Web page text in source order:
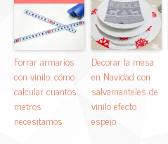
Forrar armarios
con vinilo: cómo
calcular cuantos
metros
necesitamos
Decorar la mesa
en Navidad con
salvamanteles de
vinilo efecto
espejo